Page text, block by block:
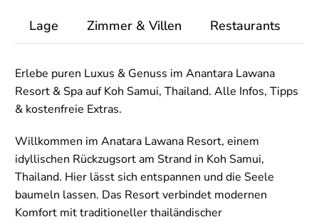
Lage Zimmer & Villen Restaurants
Erlebe puren Luxus & Genuss im Anantara Lawana
Resort & Spa auf Koh Samui, Thailand. Alle Infos, Tipps
& kostenfreie Extras.
Willkommen im Anatara Lawana Resort, einem
idyllischen Rückzugsort am Strand in Koh Samui,
Thailand. Hier lässt sich entspannen und die Seele
baumeln lassen. Das Resort verbindet modernen
Komfort mit traditioneller thailändischer